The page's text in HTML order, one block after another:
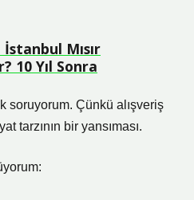
Mısır
10 Yıl Sonra
soruyorum. Çünkü alışveriş
tarzının bir yansıması.